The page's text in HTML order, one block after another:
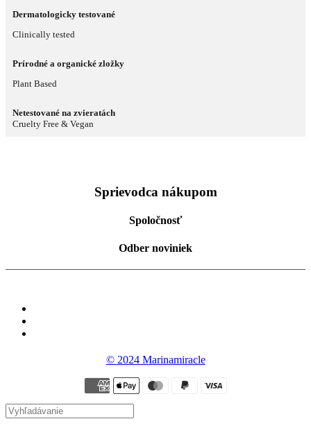
Dermatologicky testované
Clinically tested
Prírodné a organické zložky
Plant Based
Netestované na zvieratách
Cruelty Free & Vegan
Sprievodca nákupom
Spoločnosť
Odber noviniek
© 2024 Marinamiracle